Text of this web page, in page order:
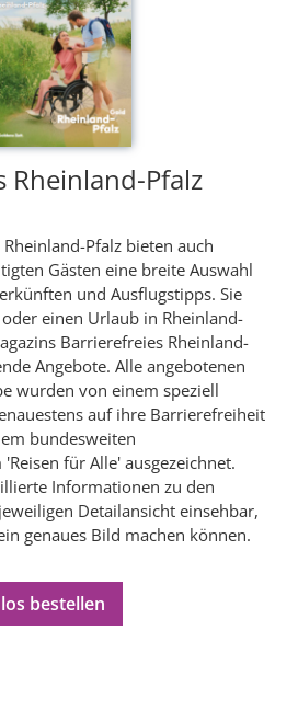
Rheinland-Pfalz
Pfalz bieten auch
Gästen eine breite Auswahl
und Ausflugstipps. Sie
einen Urlaub in Rheinland-
Barrierefreies Rheinland-
Angebote. Alle angebotenen
wurden von einem speziell
auf ihre Barrierefreiheit
bundesweiten
für Alle' ausgezeichnet.
Informationen zu den
Detailansicht einsehbar,
genaues Bild machen können.
bestellen